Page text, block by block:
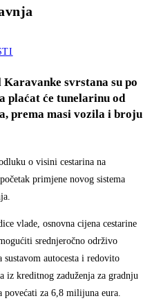
svrstana su po
plaćat će tunelarinu od
prema masi vozila i broju
o visini cestarina na
primjene novog sistema
vlade, osnovna cijena cestarine
srednjeročno održivo
autocesta i redovito
iz kreditnog zaduženja za gradnju
povećati za 6,8 milijuna eura.